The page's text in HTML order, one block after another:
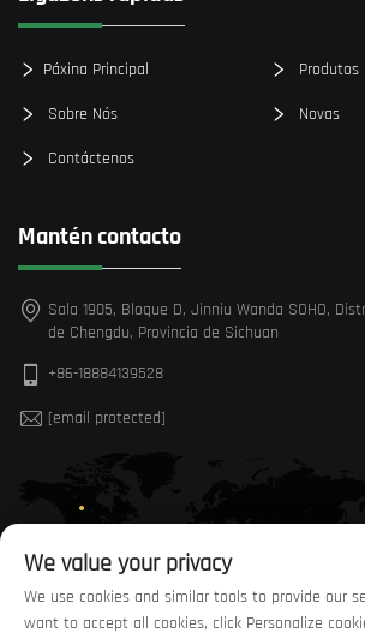
Páxina Principal Produtos
Sobre Nós Novas
Contáctenos
Mantén contacto
Sala 1905, Bloque D, Jinniu Wanda SOHO,
de Chengdu, Provincia de Sichuan
+86-18884139528
[email protected]
We value your privacy
We use cookies and similar tools to provide our
want to accept all cookies, click Personalize